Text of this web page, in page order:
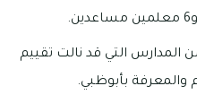
المدارس التي قد نالت تقييم
والمعرفة بأبوظبي.